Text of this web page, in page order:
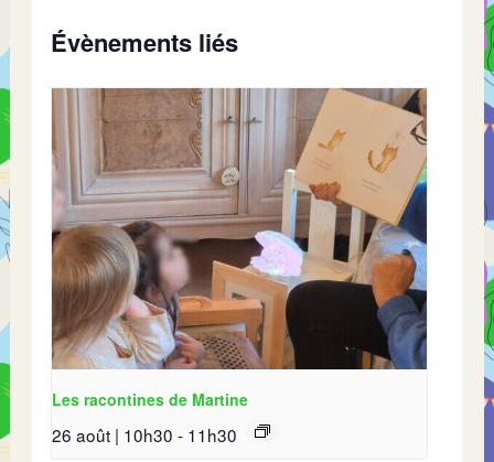
Évènements liés
Les racontines de Martine
26 août | 10h30 - 11h30